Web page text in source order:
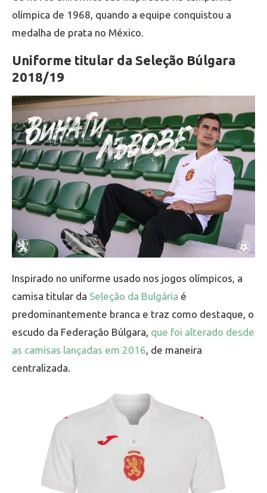
olímpica de 1968, quando a equipe conquistou a
medalha de prata no México.
Uniforme titular da Seleção Búlgara
2018/19
Inspirado no uniforme usado nos jogos olímpicos, a
camisa titular da Seleção da Bulgária é
predominantemente branca e traz como destaque, o
escudo da Federação Búlgara, que foi alterado desde
as camisas lançadas em 2016, de maneira
centralizada.